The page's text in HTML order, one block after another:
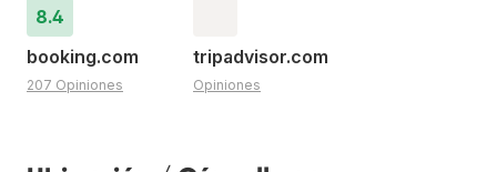
8.4
booking.com
207 Opiniones
tripadvisor.com
Opiniones